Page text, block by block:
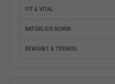
FIT & VITAL
NATÜRLICH SCHÖN
BEWÄHRT & TRENDIG